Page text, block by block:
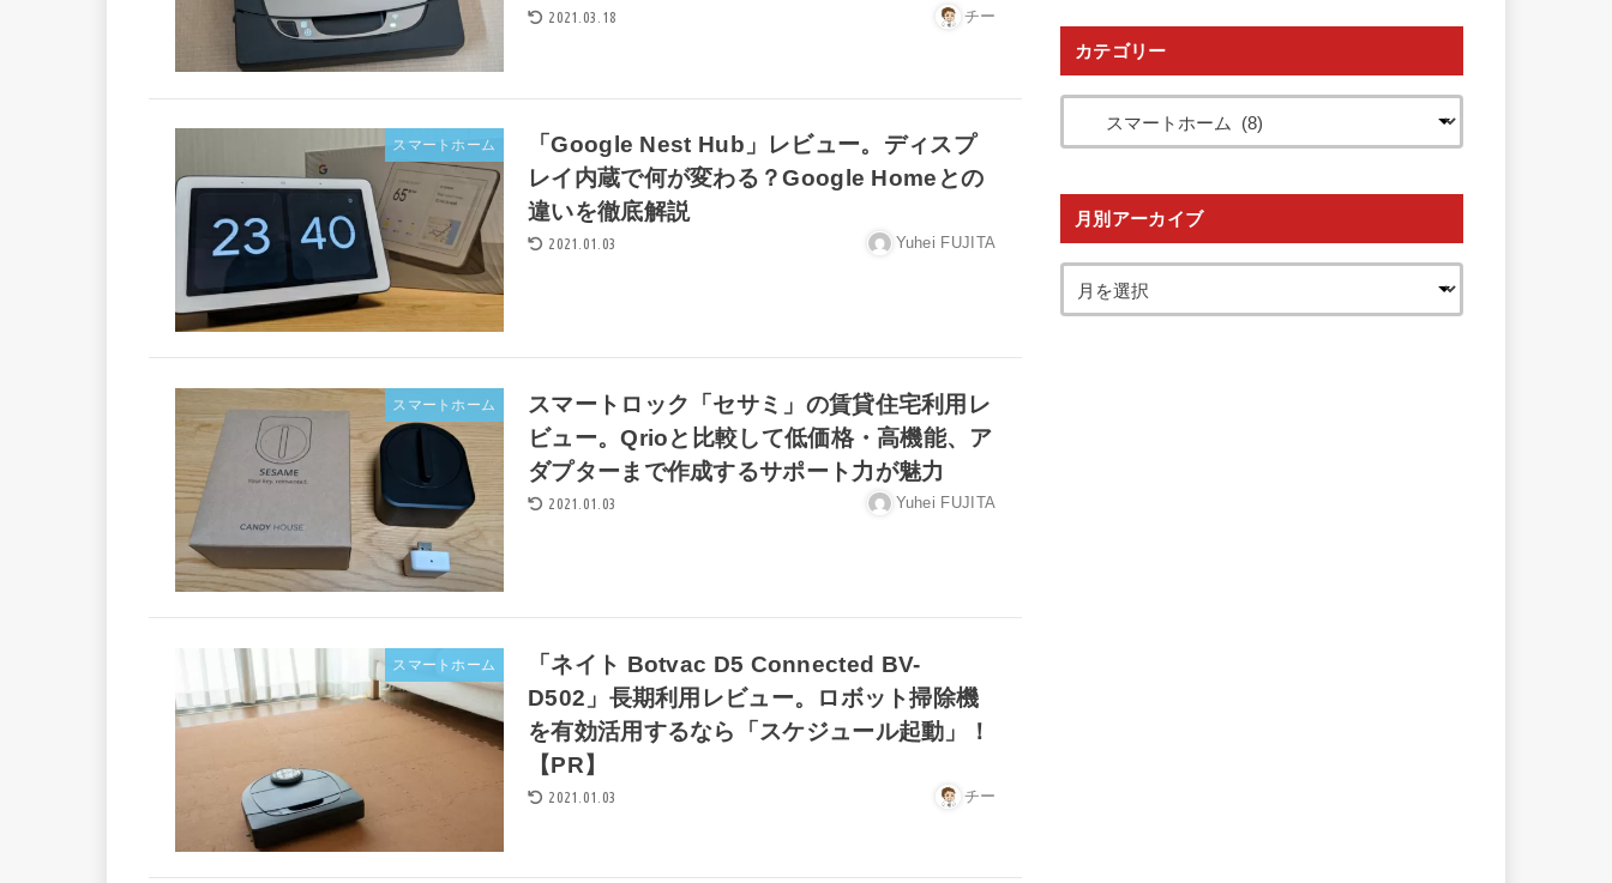
2021.03.18 チー
スマートホーム
「Google Nest Hub」レビュー。ディスプ
レイ内蔵で何が変わる？Google Homeとの
違いを徹底解説
2021.01.03 Yuhei FUJITA
スマートホーム
スマートロック「セサミ」の賃貸住宅利用レ
ビュー。Qrioと比較して低価格・高機能、ア
ダプターまで作成するサポート力が魅力
2021.01.03 Yuhei FUJITA
スマートホーム
「ネイト Botvac D5 Connected BV-
D502」長期利用レビュー。ロボット掃除機
を有効活用するなら「スケジュール起動」！
【PR】
2021.01.03 チー
カテゴリー
月別アーカイブ